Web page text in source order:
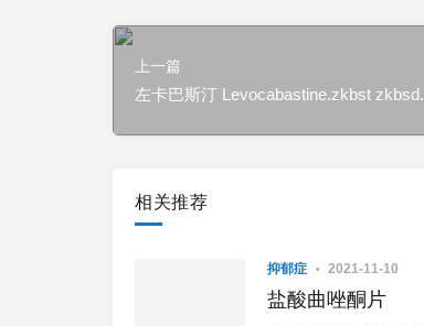
上一篇
左卡巴斯汀 Levocabastine.zkbst zkbsd.
相关推荐
抑郁症 2021-11-10
盐酸曲唑酮片